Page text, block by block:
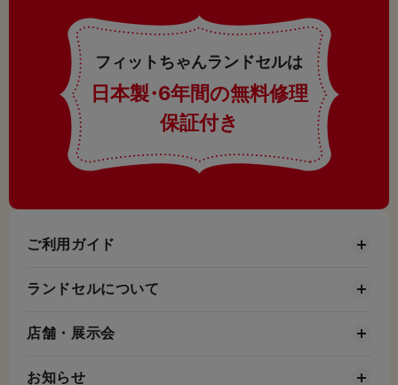
フィットちゃんランドセルは
日本製・6年間の無料修理
保証付き
ご利用ガイド
ランドセルについて
店舗・展示会
お知らせ